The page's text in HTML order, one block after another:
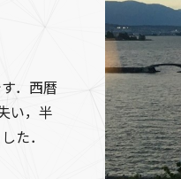
．西暦
い，半
た．